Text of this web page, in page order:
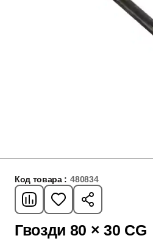
Код товара : 480834
Гвозди 80 × 30 CG